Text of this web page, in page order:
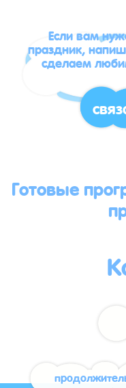
Если вам
праздник,
сделаем
Готовые